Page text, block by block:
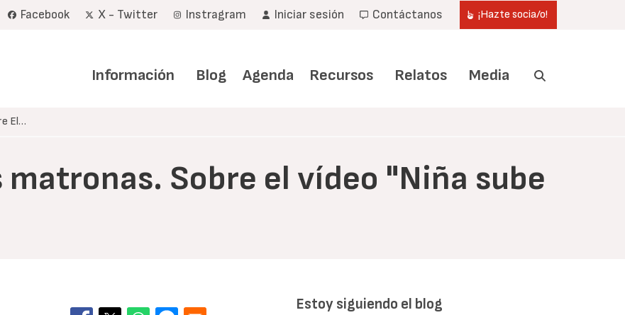
Facebook X - Twitter Instragram Iniciar sesión Contáctanos ¡Hazte socia/o!
Información Blog Agenda Recursos Relatos Media
El…
matronas. Sobre el vídeo "Niña sube
Estoy siguiendo el blog